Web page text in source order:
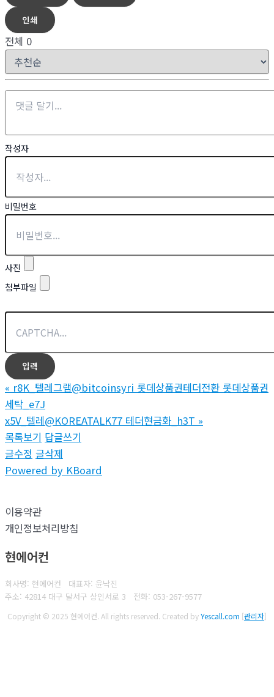
인쇄
전체 0
작성자
비밀번호
사진
첨부파일
« r8K_텔레그램@bitcoinsyri 롯데상품권테더전환 롯데상품권
세탁_e7J
x5V_텔레@KOREATALK77 테더현금화_h3T »
목록보기 답글쓰기
글수정 글삭제
Powered by KBoard
이용약관
개인정보처리방침
현에어컨
회사명: 현에어컨 대표자: 윤낙진
주소: 42814 대구 달서구 상인서로 3 전화: 053-267-9577
Copyright © 2025 현에어컨. All rights reserved. Created byYescall.com [관리자]